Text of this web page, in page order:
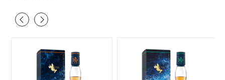
Top Selection
Spedizione gratuita
Top Selection
Spedizione gratuita